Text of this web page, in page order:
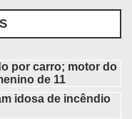
por carro; motor do
de 11
idosa de incêndio